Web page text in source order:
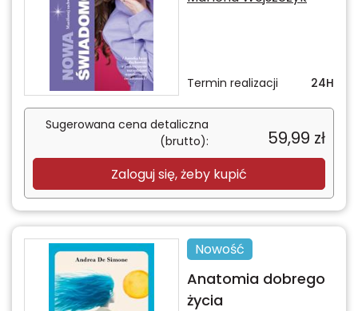
Termin realizacji 24H
Sugerowana cena detaliczna
(brutto):
59,99 zł
Zaloguj się, żeby kupić
Nowość
Anatomia dobrego
życia